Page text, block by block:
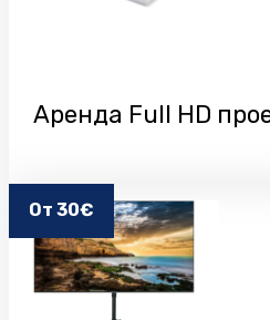
Аренда Full HD
От 30€